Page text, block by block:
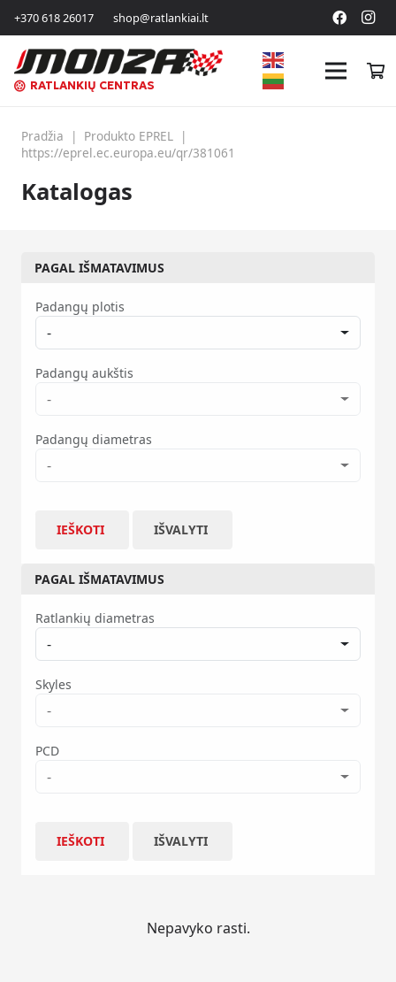
+370 618 26017 shop@ratlankiai.lt
RATLANKIŲ CENTRAS
Pradžia | Produkto EPREL |
https://eprel.ec.europa.eu/qr/381061
Katalogas
PAGAL IŠMATAVIMUS
Padangų plotis
-
Padangų aukštis
-
Padangų diametras
-
IEŠKOTI IŠVALYTI
PAGAL IŠMATAVIMUS
Ratlankių diametras
-
Skyles
-
PCD
-
IEŠKOTI IŠVALYTI
Nepavyko rasti.